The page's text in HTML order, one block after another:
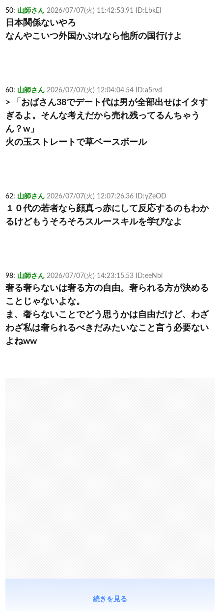
50: 山師さん 2026/07/07(火) 11:42:53.91 ID:LbkEI
日本関係ないやろ
なんやこいつ外国かぶれなら他所の国行けよ
60: 山師さん 2026/07/07(火) 12:04:04.54 ID:a5rvd
> 「おばさん38でデート代は男が全部出せはイタす
ぎるよ。そんな考えだから売れ残ってるんちゃう
ん？w」
火の玉ストレートで草ベースボール
62: 山師さん 2026/07/07(火) 12:07:26.36 ID:yZeOD
１０代の若者なら顔真っ赤にして反応するのもわか
るけどもうそろそろスルースキルを学びなよ
98: 山師さん 2026/07/07(火) 14:23:15.53 ID:eeNbl
奢る奢らないは奢る方の自由。奢られる方が決める
ことじゃないよな。
ま、奢らないことでどう思うかは自由だけど、わざ
わざ私は奢られるべきだみたいなこと言う必要ない
よねww
続きを見る